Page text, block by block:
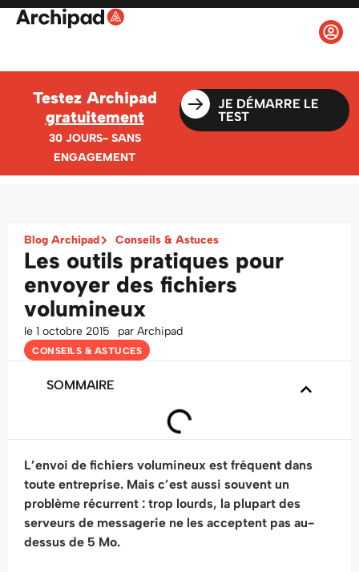
Testez Archipad
gratuitement
30 JOURS- SANS
ENGAGEMENT
JE DÉMARRE LE
TEST
Blog Archipad Conseils & Astuces
Les outils pratiques pour
envoyer des fichiers
volumineux
le 1 octobre 2015 par Archipad
CONSEILS & ASTUCES
SOMMAIRE
L’envoi de fichiers volumineux est fréquent dans
toute entreprise. Mais c’est aussi souvent un
problème récurrent : trop lourds, la plupart des
serveurs de messagerie ne les acceptent pas au-
dessus de 5 Mo.